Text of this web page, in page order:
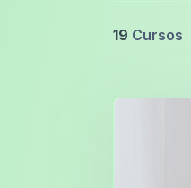
19 Cursos